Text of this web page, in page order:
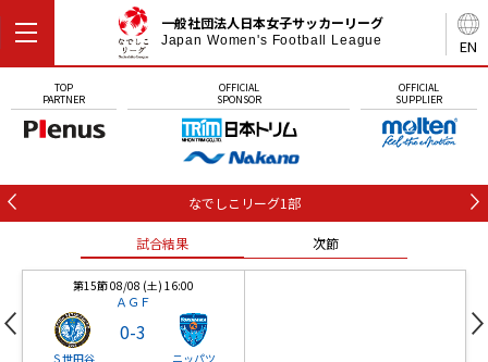
EN
一般社団法人日本女子サッカーリーグ
Japan Women's Football League
TOP
PARTNER
OFFICIAL
SPONSOR
OFFICIAL
SUPPLIER
なでしこリーグ1部
試合結果 次節
第15節 08/08 (土) 16:00
ＡＧＦ
Ｓ世田谷
0-3
ニッパツ